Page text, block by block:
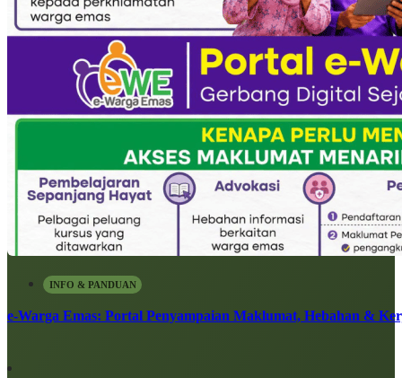
INFO & PANDUAN
e-Warga Emas: Portal Penyampaian Maklumat, Hebahan &